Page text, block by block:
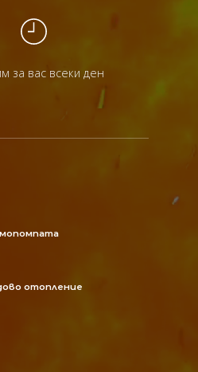
за вас всеки ден
отопление